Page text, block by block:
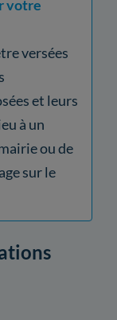
votre
versées
et leurs
à un
ou de
sur le